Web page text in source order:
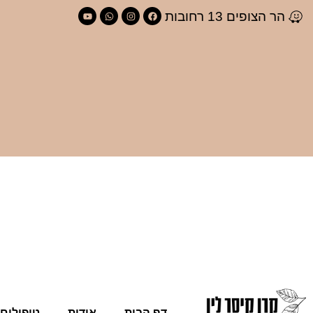
לתוכן
הר הצופים 13 רחובות